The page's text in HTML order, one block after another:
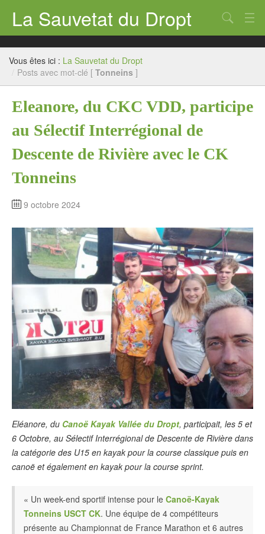
La Sauvetat du Dropt
Accueil
Mairie
Chercher
Vous êtes ici : La Sauvetat du Dropt
/ Posts avec mot-clé [ Tonneins ]
Eleanore, du CKC VDD, participe
au Sélectif Interrégional de
Descente de Rivière avec le CK
Tonneins
9 octobre 2024
Eléanore, du Canoë Kayak Vallée du Dropt, participait, les 5 et
6 Octobre, au Sélectif Interrégional de Descente de Rivière dans
la catégorie des U15 en kayak pour la course classique puis en
canoë et également en kayak pour la course sprint.
« Un week-end sportif intense pour le Canoë-Kayak
Tonneins USCT CK. Une équipe de 4 compétiteurs
présente au Championnat de France Marathon et 6 autres